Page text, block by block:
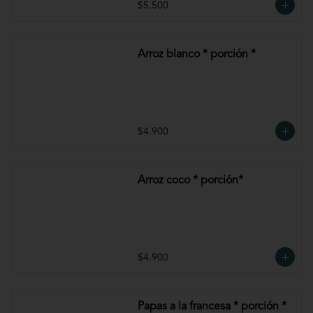
$5.500
Arroz blanco * porción *
$4.900
Arroz coco * porción*
$4.900
Papas a la francesa * porción *